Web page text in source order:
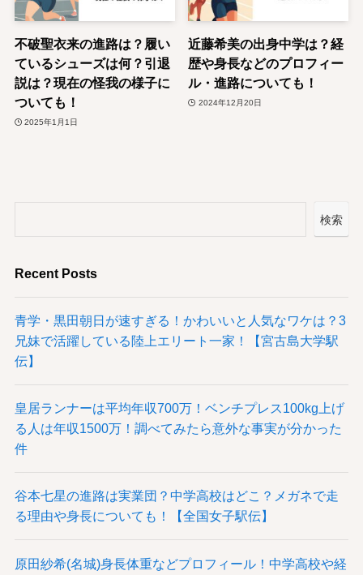
不破聖衣来の進路は？履い
ているシューズは何？引退
説は？現在の怪我の様子に
ついても！
2025年1月1日
近藤希美の出身中学は？経
歴や身長などのプロフィー
ル・進路についても！
2024年12月20日
検索
Recent Posts
青学・黒田朝日が速すぎる！かわいいと人気なワケは？3
兄妹で活躍している陸上エリート一家！【宮古島大学駅
伝】
皇居ランナーは平均年収700万！ベンチプレス100kg上げ
る人は年収1500万！調べてみたら意外な事実が分かった
件
谷本七星の進路は実業団？中学高校はどこ？メガネで走
る理由や身長についても！【全国女子駅伝】
原田紗希(名城)身長体重などプロフィール！中学高校や経